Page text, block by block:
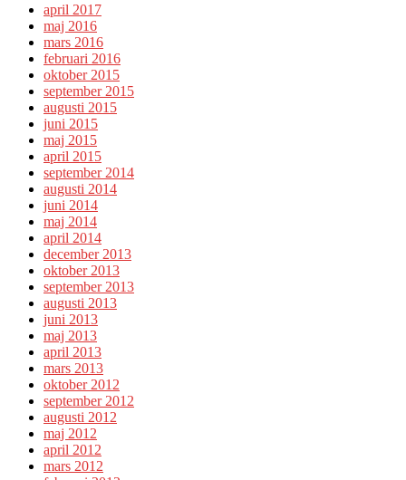
april 2017
maj 2016
mars 2016
februari 2016
oktober 2015
september 2015
augusti 2015
juni 2015
maj 2015
april 2015
september 2014
augusti 2014
juni 2014
maj 2014
april 2014
december 2013
oktober 2013
september 2013
augusti 2013
juni 2013
maj 2013
april 2013
mars 2013
oktober 2012
september 2012
augusti 2012
maj 2012
april 2012
mars 2012